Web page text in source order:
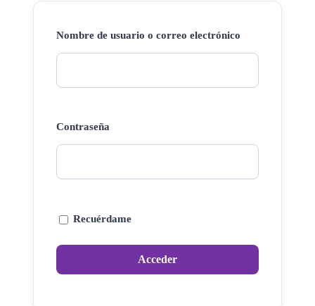
Nombre de usuario o correo electrónico
Contraseña
Recuérdame